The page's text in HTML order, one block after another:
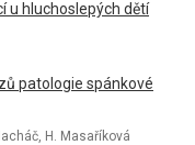
u hluchoslepých dětí
patologie spánkové
H. Masaříková